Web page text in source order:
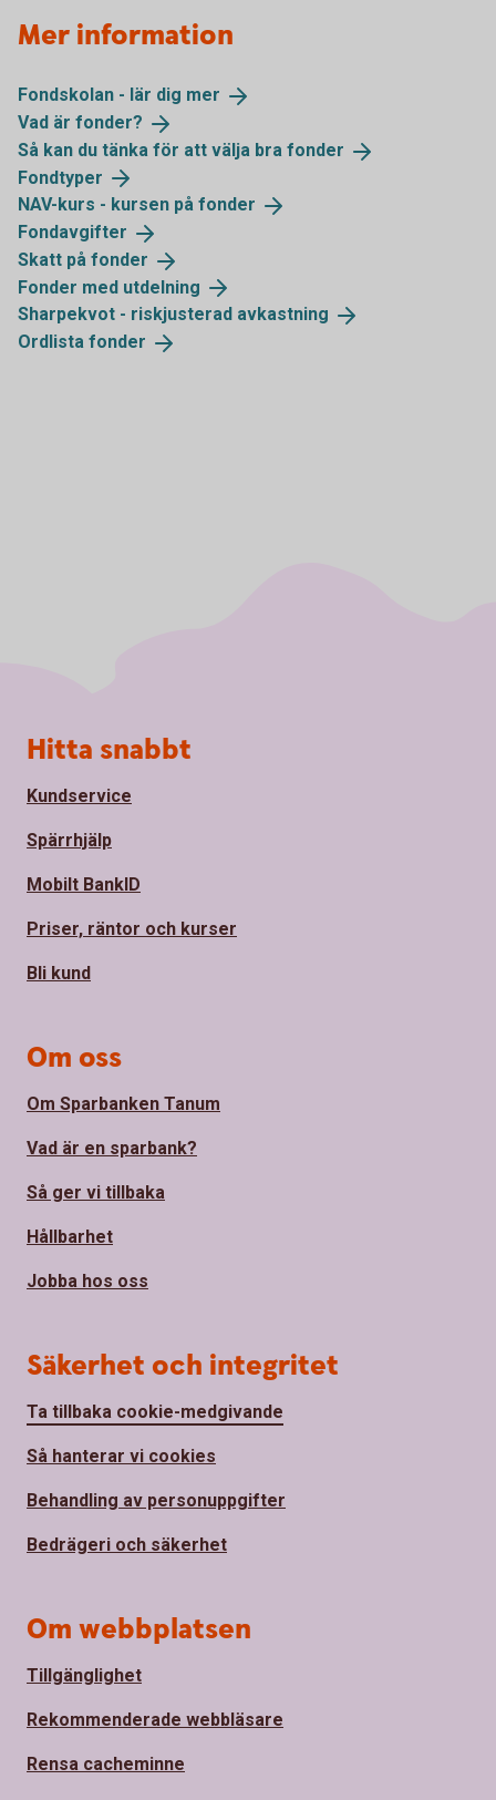
Mer information
Fondskolan - lär dig mer
Vad är fonder?
Så kan du tänka för att välja bra fonder
Fondtyper
NAV-kurs - kursen på fonder
Fondavgifter
Skatt på fonder
Fonder med utdelning
Sharpekvot - riskjusterad avkastning
Ordlista fonder
Sidfot
Hitta snabbt
Kundservice
Spärrhjälp
Mobilt BankID
Priser, räntor och kurser
Bli kund
Om oss
Om Sparbanken Tanum
Vad är en sparbank?
Så ger vi tillbaka
Hållbarhet
Jobba hos oss
Säkerhet och integritet
Ta tillbaka cookie-medgivande
Så hanterar vi cookies
Behandling av personuppgifter
Bedrägeri och säkerhet
Om webbplatsen
Tillgänglighet
Rekommenderade webbläsare
Rensa cacheminne